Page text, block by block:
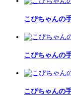
こぴちゃんの
こぴちゃんの
こぴちゃんの